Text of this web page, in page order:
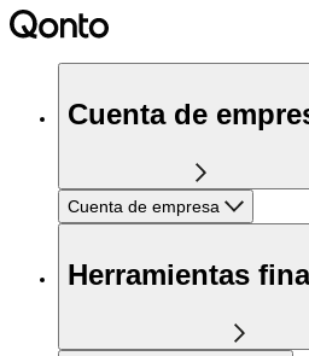
Cuenta de
Cuenta de empresa
Herramientas